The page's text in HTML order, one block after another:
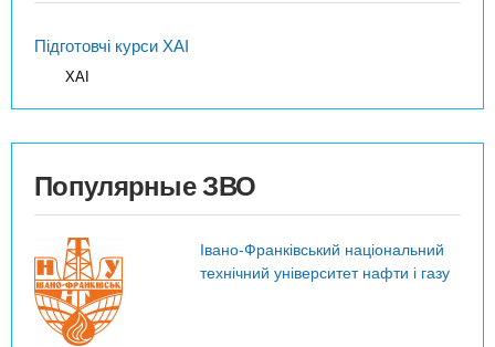
Підготовчі курси ХАІ
ХАІ
Популярные ЗВО
Івано-Франківський національний
технічний університет нафти і газу